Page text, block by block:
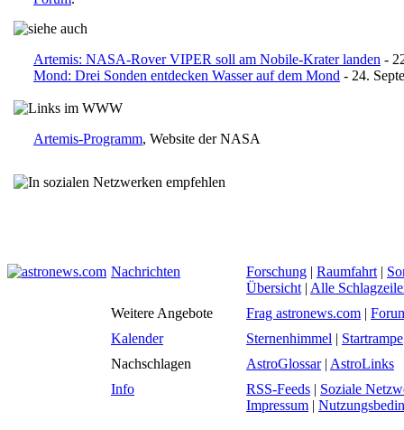
Artemis: NASA-Rover VIPER soll am Nobile-Krater landen -
Mond: Drei Sonden entdecken Wasser auf dem Mond - 24.
Artemis-Programm, Website der NASA
Nachrichten Forschung | Raumfahrt |
Übersicht | Alle
Weitere Angebote
Frag astronews.com |
Kalender
Sternenhimmel | Startrampe
Nachschlagen
AstroGlossar| AstroLinks
Info
RSS-Feeds | Soziale
Impressum |